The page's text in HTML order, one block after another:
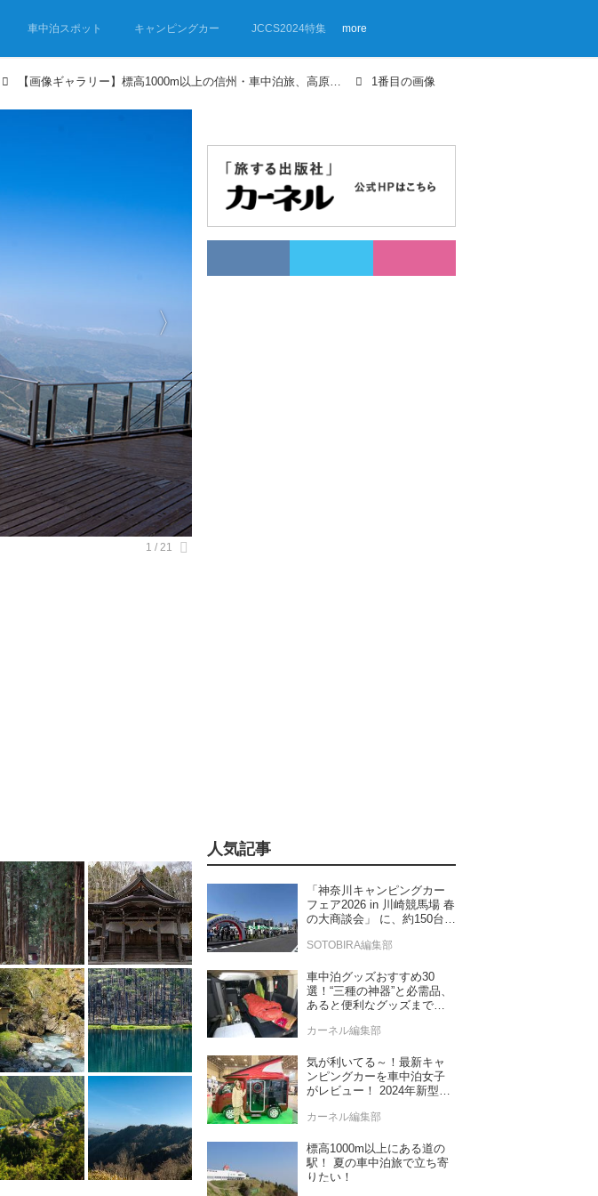
車中泊スポット キャンピングカー JCCS2024特集 more
【画像ギャラリー】標高1000m以上の信州・車中泊旅、高原めぐり 1番目の画像
人気記事
「神奈川キャンピングカー
フェア2026 in 川崎競馬場 春
の大商談会」 に、約150台の
SOTOBIRA編集部
車中泊グッズおすすめ30
選！“三種の神器”と必需品、
あると便利なグッズまで車
カーネル編集部
気が利いてる～！最新キャ
ンピングカーを車中泊女子
がレビュー！ 2024年新型モ
カーネル編集部
標高1000m以上にある道の
駅！ 夏の車中泊旅で立ち寄
りたい！